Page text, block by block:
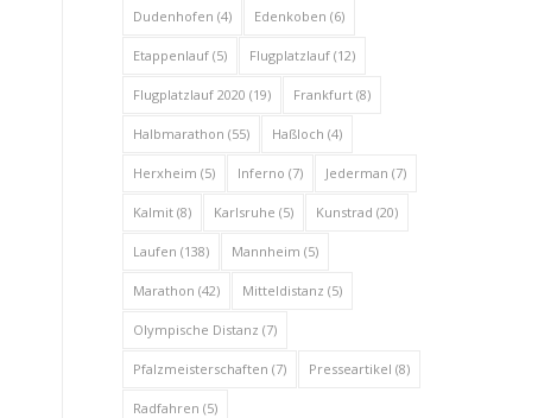
Dudenhofen (4) Edenkoben (6)
Etappenlauf(5) Flugplatzlauf(12)
Flugplatzlauf 2020 (19) Frankfurt(8)
Halbmarathon (55) Haßloch (4)
Herxheim (5) Inferno (7) Jederman (7)
Kalmit(8) Karlsruhe (5) Kunstrad (20)
Laufen (138) Mannheim (5)
Marathon (42) Mitteldistanz (5)
Olympische Distanz (7)
Pfalzmeisterschaften (7) Presseartikel (8)
Radfahren (5)